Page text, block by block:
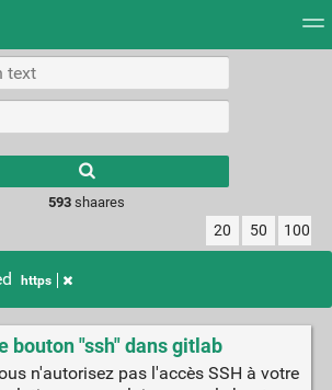
wall
results.
593shaares
20 50 100
https
bouton "ssh" dans gitlab
n'autorisez pas l'accès SSH à votre